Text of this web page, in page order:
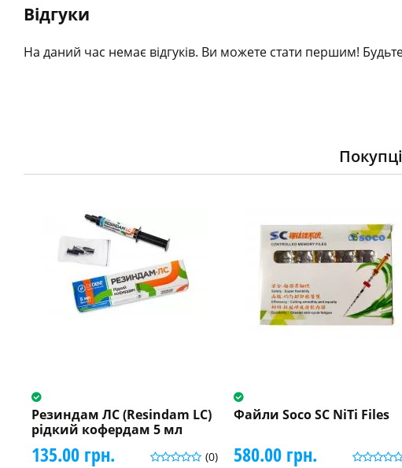
Відгуки
На даний час немає відгуків. Ви можете стати першим!
Резиндам ЛС (Resindam LC)
рідкий кофердам 5 мл
(0)
135.00 грн.
Файли Soco SC NiTi Files
580.00 грн.